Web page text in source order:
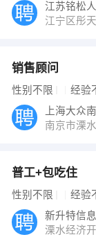
江苏铭松
江宁区彤
销售顾问
性别不限 经验
南京市溧
普工+包吃住
性别不限 经验
新升特信
溧水经济